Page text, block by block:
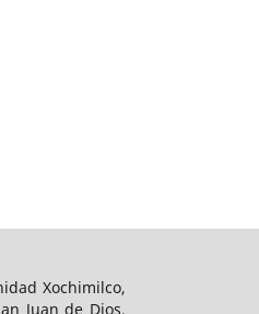
Xochimilco,
Juan de Dios,